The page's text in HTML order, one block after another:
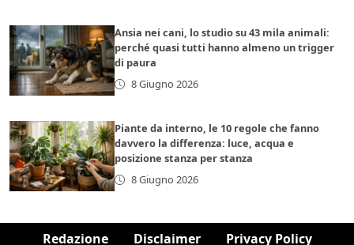
Ansia nei cani, lo studio su 43 mila animali:
perché quasi tutti hanno almeno un trigger
di paura
8 Giugno 2026
Piante da interno, le 10 regole che fanno
davvero la differenza: luce, acqua e
posizione stanza per stanza
8 Giugno 2026
Redazione Disclaimer Privacy Policy